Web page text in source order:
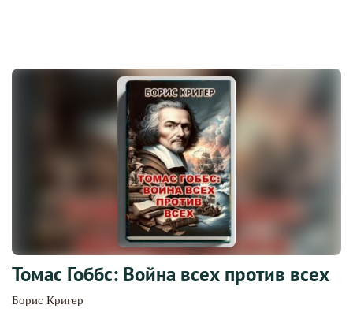
Томас Гоббс: Война всех против всех
Борис Кригер